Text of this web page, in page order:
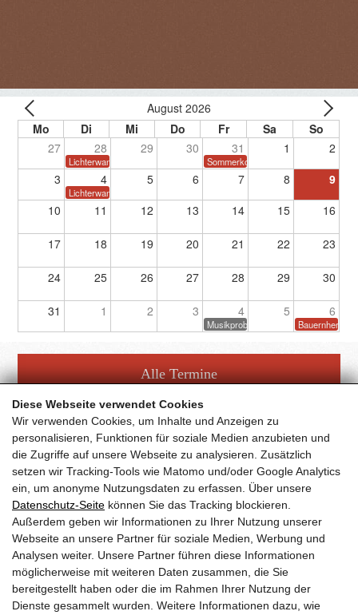
Diese Webseite verwendet Cookies
Wir verwenden Cookies, um Inhalte und Anzeigen zu
personalisieren, Funktionen für soziale Medien anzubieten und
die Zugriffe auf unsere Webseite zu analysieren. Zusätzlich
setzen wir Tracking-Tools wie Matomo und/oder Google Analytics
ein, um anonyme Nutzungsdaten zu erfassen. Über unsere
Datenschutz-Seite können Sie das Tracking blockieren.
Außerdem geben wir Informationen zu Ihrer Nutzung unserer
Webseite an unsere Partner für soziale Medien, Werbung und
Analysen weiter. Unsere Partner führen diese Informationen
möglicherweise mit weiteren Daten zusammen, die Sie
bereitgestellt haben oder die im Rahmen Ihrer Nutzung der
Dienste gesammelt wurden. Weitere Informationen dazu, wie
August 2026
27 28 29 30 31 1 2
Lichterwanderung Sommerkonzert
3 4 5 6 7 8 9
Lichterwanderung
10 11 12 13 14 15 16
17 18 19 20 21 22 23
24 25 26 27 28 29 30
31 1 2 3 4 5 6
Musikprobe
Alle Termine
Facebook Fanpage
YouTube Channel
Trachtenmusikkapelle Taxenbach
Obfrau:Andrea Hofer